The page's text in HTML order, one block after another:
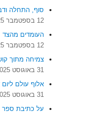
סוף, התחלה
12 בספטמבר 2025
העומדים מהצד
12 בספטמבר 2025
צמיחה מתוך
31 באוגוסט 2025
אלוף עולם
31 באוגוסט 2025
על כתיבת ספר